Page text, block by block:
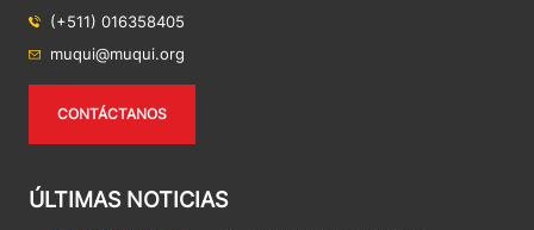
(+511) 016358405
muqui@muqui.org
CONTÁCTANOS
ÚLTIMAS NOTICIAS